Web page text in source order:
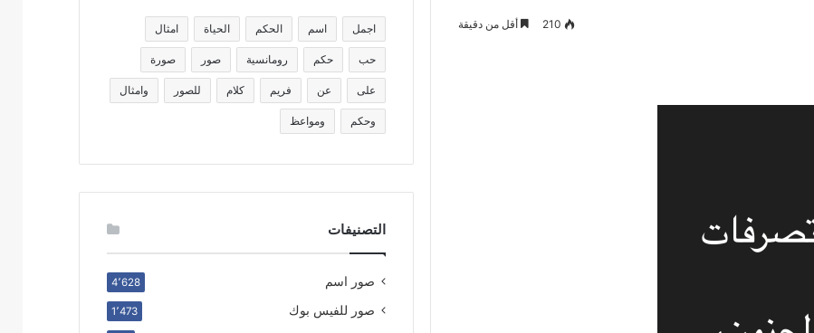
210 أقل من دقيقة اجمل اسم الحكم الحياة امثال
حب حكم رومانسية صور صورة
على عن فريم كلام للصور وامثال
وحكم ومواعظ
التصنيفات
صور اسم 4٬628
صور للفيس بوك 1٬473